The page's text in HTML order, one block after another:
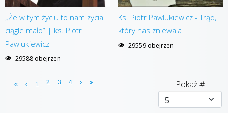
„Że w tym życiu to nam życia
ciągle mało” | ks. Piotr
Pawlukiewicz
29588 obejrzen
Ks. Piotr Pawlukiewicz - Trąd,
który nas zniewala
29559 obejrzen
Pokaż #
1 2 3 4